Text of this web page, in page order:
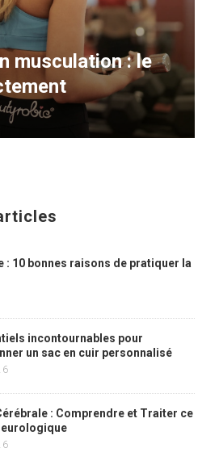
musculation : le
: 10 bonnes raisons de pratiquer la
incontournables pour
un sac en cuir personnalisé
: Comprendre et Traiter ce